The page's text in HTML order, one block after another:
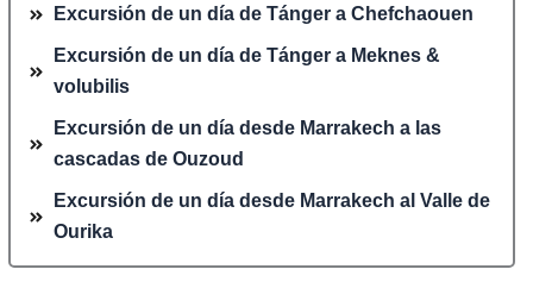
Excursión de un día de Tánger a Chefchaouen
Excursión de un día de Tánger a Meknes &
volubilis
Excursión de un día desde Marrakech a las
cascadas de Ouzoud
Excursión de un día desde Marrakech al Valle de
Ourika